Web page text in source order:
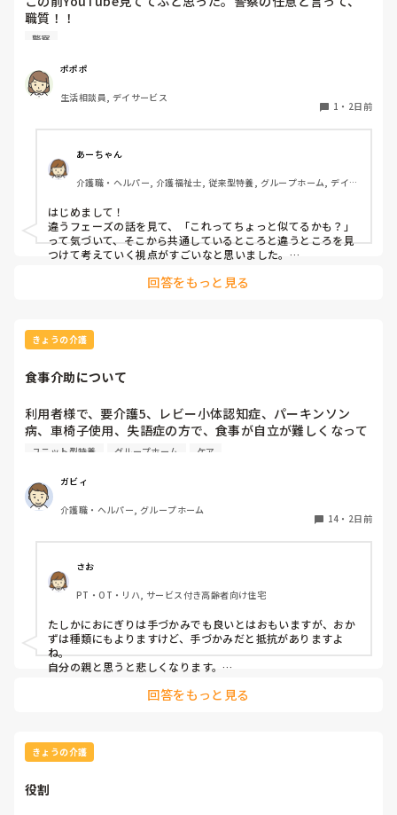
職質！！
帰らせてくれ！！荷物を見せてくれ！！と言い争い！！警察
｢任意だろ！！｣｢何の権利があるんだ｣国家権力の横暴だ！！
言うてた。
此を、リスクに置き換えて見た。
帰ります。待ってて！！行動制限！！｢５分待ってて｣ギリセ
ーフ。利用者が何故？５分待たないと行けないの？今帰
警察の嫌がってるのをなんだかんだ言いながら、強引に持っ
ていく！！行動制限じゃね？
局帰れない！！　　　　　　　　　　　　　　　まぁ、認め
る事は、無理だよね。
ふと、ちょっと似てる？と思いました。
まぁ、どっちも仕事だし相手次第で困るよね。警察も大変だ
ね。
スピーチロックは、駄目賛否にもならない。
警察
ポポポ
生活相談員, デイサービス
1 ・ 2日前
あーちゃん
介護職・ヘルパー, 介護福祉士, 従来型特養, グループホーム, デイケ
はじめまして！
違うフェーズの話を見て、「これってちょっと似てるかも？」
って気づいて、そこから共通しているところと違うところを見
つけて考えていく視点がすごいなと思いました。
づきを得ているところが素敵ですね！
回答をもっと見る
きょうの介護
食事介助について
利用者様で、要介護5、レビー小体認知症、パーキンソン
病、車椅子使用、失語症の方で、食事が自立が難しくなって
来ました。ご飯を、おにぎりにして、ご自分で手づかみで食
す。食べられる時とスプーンを使っても難しい時がありま
す。おかずも、おにぎり同様、手づかみでたべてもらってる
時があるのですが、難しい時は、職員が介助しています。ご
かずの手づかみは、どうかなと思うのですが、皆さんはどう
思われますか？私は、自分の母親が手づかみで食べてるのを
見たら、悲しくなります…職員さん、介助して下さいと思っ
てしまいます…
ユニット型特養 グループホーム ケア
ガビィ
介護職・ヘルパー, グループホーム
14 ・ 2日前
さお
PT・OT・リハ, サービス付き高齢者向け住宅
たしかにおにぎりは手づかみでも良いとはおもいますが、おか
ずは種類にもよりますけど、手づかみだと抵抗がありますよ
ね。
自分の親と思うと悲しくなります。
どうなんでしょうか？とろみつけてたりするのを手づかみは抵
回答をもっと見る
きょうの介護
役割